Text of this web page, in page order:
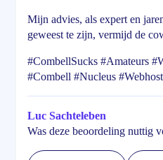
Mijn advies, als expert en
geweest te zijn, vermijd de
#CombellSucks #Amateurs
#Combell #Nucleus
Luc Sachteleben
Was deze beoordeling nuttig